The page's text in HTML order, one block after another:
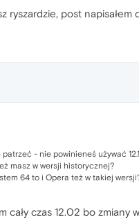
ryszardzie, post
- nie powinieneś używać
masz w wersji historycznej?
64 to i Opera też w takiej
cały czas 12.02 bo zmiany